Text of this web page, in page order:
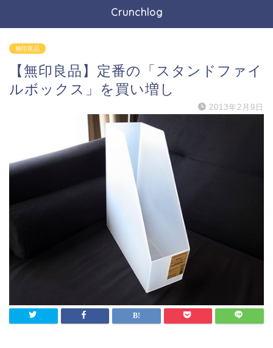
Crunchlog
無印良品
【無印良品】定番の「スタンドファイ
ルボックス」を買い増し
2013年2月9日